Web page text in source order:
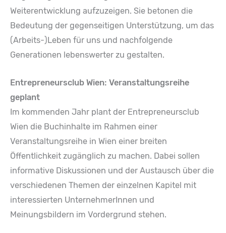
Weiterentwicklung aufzuzeigen. Sie betonen die
Bedeutung der gegenseitigen Unterstützung, um das
(Arbeits-)Leben für uns und nachfolgende
Generationen lebenswerter zu gestalten.
Entrepreneursclub Wien: Veranstaltungsreihe
geplant
Im kommenden Jahr plant der Entrepreneursclub
Wien die Buchinhalte im Rahmen einer
Veranstaltungsreihe in Wien einer breiten
Öffentlichkeit zugänglich zu machen. Dabei sollen
informative Diskussionen und der Austausch über die
verschiedenen Themen der einzelnen Kapitel mit
interessierten UnternehmerInnen und
Meinungsbildern im Vordergrund stehen.